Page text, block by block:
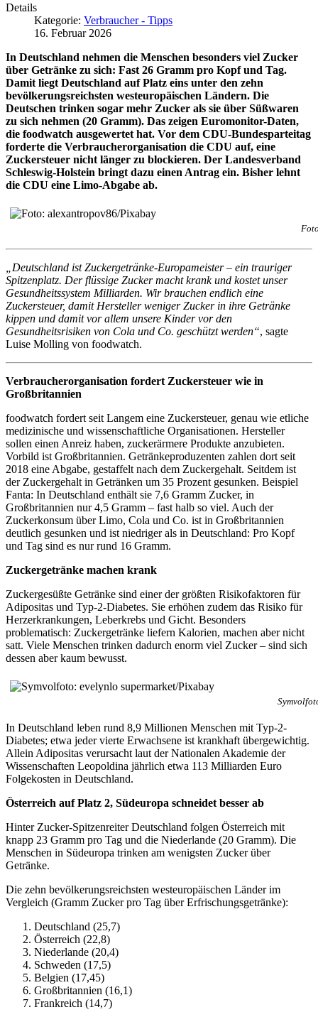
Details
Kategorie: Verbraucher - Tipps
16. Februar 2026
In Deutschland nehmen die Menschen besonders viel Zucker
über Getränke zu sich: Fast 26 Gramm pro Kopf und Tag.
Damit liegt Deutschland auf Platz eins unter den zehn
bevölkerungsreichsten westeuropäischen Ländern. Die
Deutschen trinken sogar mehr Zucker als sie über Süßwaren
zu sich nehmen (20 Gramm). Das zeigen Euromonitor-Daten,
die foodwatch ausgewertet hat. Vor dem CDU-Bundesparteitag
forderte die Verbraucherorganisation die CDU auf, eine
Zuckersteuer nicht länger zu blockieren. Der Landesverband
Schleswig-Holstein bringt dazu einen Antrag ein. Bisher lehnt
die CDU eine Limo-Abgabe ab.
„Deutschland ist Zuckergetränke-Europameister – ein trauriger
Spitzenplatz. Der flüssige Zucker macht krank und kostet unser
Gesundheitssystem Milliarden. Wir brauchen endlich eine
Zuckersteuer, damit Hersteller weniger Zucker in ihre Getränke
kippen und damit vor allem unsere Kinder vor den
Gesundheitsrisiken von Cola und Co. geschützt werden“, sagte
Luise Molling von foodwatch.
Verbraucherorganisation fordert Zuckersteuer wie in
Großbritannien
foodwatch fordert seit Langem eine Zuckersteuer, genau wie etliche
medizinische und wissenschaftliche Organisationen. Hersteller
sollen einen Anreiz haben, zuckerärmere Produkte anzubieten.
Vorbild ist Großbritannien. Getränkeproduzenten zahlen dort seit
2018 eine Abgabe, gestaffelt nach dem Zuckergehalt. Seitdem ist
der Zuckergehalt in Getränken um 35 Prozent gesunken. Beispiel
Fanta: In Deutschland enthält sie 7,6 Gramm Zucker, in
Großbritannien nur 4,5 Gramm – fast halb so viel. Auch der
Zuckerkonsum über Limo, Cola und Co. ist in Großbritannien
deutlich gesunken und ist niedriger als in Deutschland: Pro Kopf
und Tag sind es nur rund 16 Gramm.
Zuckergetränke machen krank
Zuckergesüßte Getränke sind einer der größten Risikofaktoren für
Adipositas und Typ-2-Diabetes. Sie erhöhen zudem das Risiko für
Herzerkrankungen, Leberkrebs und Gicht. Besonders
problematisch: Zuckergetränke liefern Kalorien, machen aber nicht
satt. Viele Menschen trinken dadurch enorm viel Zucker – sind sich
dessen aber kaum bewusst.
In Deutschland leben rund 8,9 Millionen Menschen mit Typ-2-
Diabetes; etwa jeder vierte Erwachsene ist krankhaft übergewichtig.
Allein Adipositas verursacht laut der Nationalen Akademie der
Wissenschaften Leopoldina jährlich etwa 113 Milliarden Euro
Folgekosten in Deutschland.
Österreich auf Platz 2, Südeuropa schneidet besser ab
Hinter Zucker-Spitzenreiter Deutschland folgen Österreich mit
knapp 23 Gramm pro Tag und die Niederlande (20 Gramm). Die
Menschen in Südeuropa trinken am wenigsten Zucker über
Getränke.
Die zehn bevölkerungsreichsten westeuropäischen Länder im
Vergleich (Gramm Zucker pro Tag über Erfrischungsgetränke):
Deutschland (25,7)
Österreich (22,8)
Niederlande (20,4)
Schweden (17,5)
Belgien (17,45)
Großbritannien (16,1)
Frankreich (14,7)